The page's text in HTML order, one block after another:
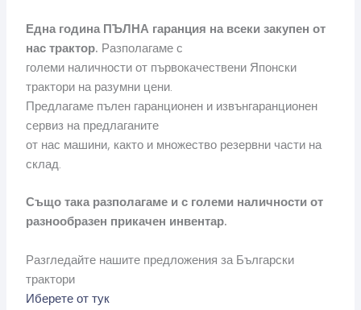
Една година ПЪЛНА гаранция на всеки закупен от
нас трактор. Разполагаме с
големи наличности от първокачествени Японски
трактори на разумни цени.
Предлагаме пълен гаранционен и извънгаранционен
сервиз на предлаганите
от нас машини, както и множество резервни части на
склад.
Също така разполагаме и с големи наличности от
разнообразен прикачен инвентар.
Разгледайте нашите предложения за Български
трактори
Иберете от тук